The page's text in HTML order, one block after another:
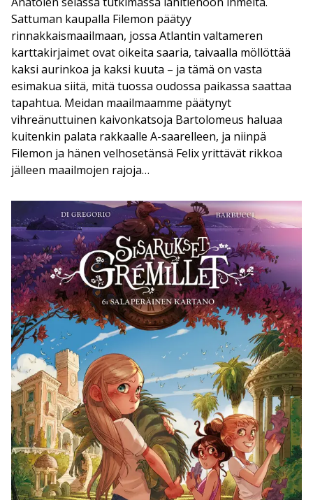
Sattuman kaupalla Filemon päätyy
rinnakkaismaailmaan, jossa Atlantin valtameren
karttakirjaimet ovat oikeita saaria, taivaalla möllöttää
kaksi aurinkoa ja kaksi kuuta – ja tämä on vasta
esimakua siitä, mitä tuossa oudossa paikassa saattaa
tapahtua. Meidan maailmaamme päätynyt
vihreänuttuinen kaivonkatsoja Bartolomeus haluaa
kuitenkin palata rakkaalle A-saarelleen, ja niinpä
Filemon ja hänen velhosetänsä Felix yrittävät rikkoa
jälleen maailmojen rajoja…